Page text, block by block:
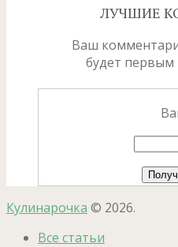
ЛУЧШИЕ
Ваш
будет первым
Кулинарочка © 2026.
Все статьи